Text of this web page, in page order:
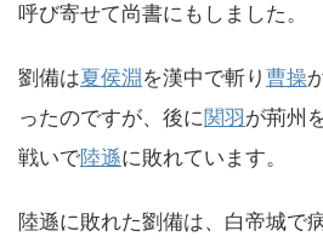
呼び寄せて尚書にもしました。
劉備は夏侯淵 を漢中で斬り 曹操
ったのですが、後に関羽 が荊州
戦いで陸遜に敗れています。
陸遜に敗れた劉備は、白帝城で